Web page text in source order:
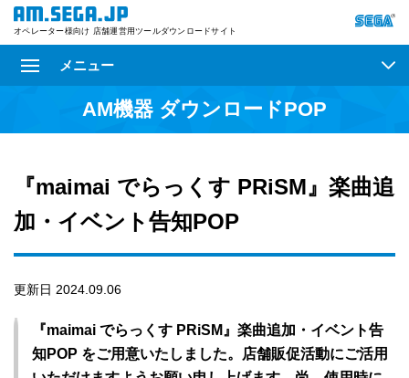
オペレーター様向け 店舗運営用ツールダウンロードサイト
メニュー
AM機器 ダウンロードPOP
『maimai でらっくす PRiSM』楽曲追
加・イベント告知POP
更新日 2024.09.06
『maimai でらっくす PRiSM』楽曲追加・イベント告
知POP をご用意いたしました。店舗販促活動にご活用